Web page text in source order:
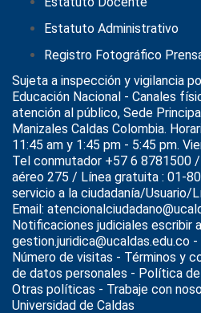
Estatuto Administrativo
Registro Fotográfico
Sujeta a inspección y vigilancia
Educación Nacional - Canales
atención al público, Sede
Manizales Caldas Colombia.
11:45 am y 1:45 pm - 5:45 pm.
Tel conmutador +57 6 8781500
aéreo 275 / Línea gratuita : 01-
servicio a la ciudadanía/Usuario/
Email:
Notificaciones judiciales escribir
gestion.juridica@ucaldas.edu.co -
Número de visitas - Términos y
de datos personales - Política
Otras políticas - Trabaje con
Universidad de Caldas